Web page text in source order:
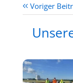
Voriger